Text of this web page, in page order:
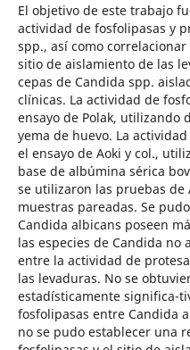
El objetivo de este trabajo
actividad de fosfolipasas y
spp., así como
sitio de aislamiento de las
cepas de Candida spp.
clínicas. La actividad de
ensayo de Polak, utilizando
yema de huevo. La
el ensayo de Aoki y col.,
base de albúmina sérica
se utilizaron las pruebas de
muestras pareadas. Se
Candida albicans poseen
las especies de Candida no
entre la actividad de
las levaduras. No se
estadísticamente significa-
fosfolipasas entre Candida
no se pudo establecer una